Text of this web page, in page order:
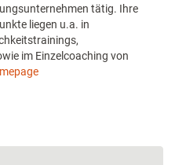
tätig. Ihre
liegen u.a. in
im Einzelcoaching von